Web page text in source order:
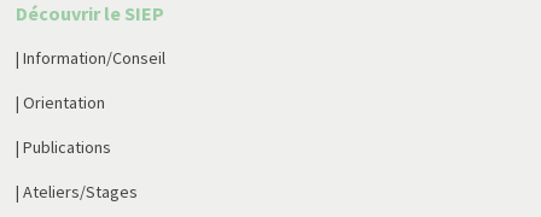
Découvrir le SIEP
| Information/Conseil
| Orientation
| Publications
| Ateliers/Stages